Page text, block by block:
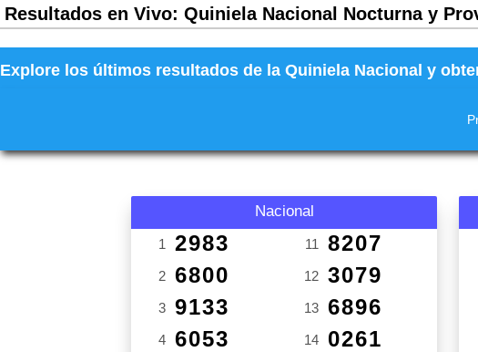
Resultados en Vivo: Quiniela Nacional Nocturna y
Explore los últimos resultados de la Quiniela Nacional y
Nacional
1 2983
2 6800
3 9133
4 6053
11 8207
12 3079
13 6896
14 0261